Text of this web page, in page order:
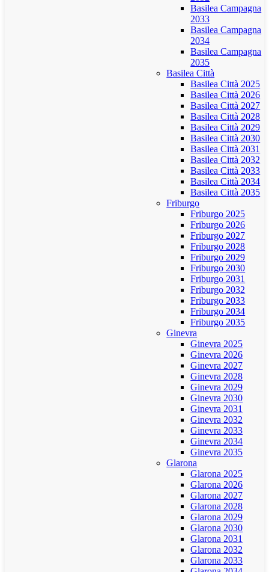
Basilea Campagna
2033
Basilea Campagna
2034
Basilea Campagna
2035
Basilea Città
Basilea Città 2025
Basilea Città 2026
Basilea Città 2027
Basilea Città 2028
Basilea Città 2029
Basilea Città 2030
Basilea Città 2031
Basilea Città 2032
Basilea Città 2033
Basilea Città 2034
Basilea Città 2035
Friburgo
Friburgo 2025
Friburgo 2026
Friburgo 2027
Friburgo 2028
Friburgo 2029
Friburgo 2030
Friburgo 2031
Friburgo 2032
Friburgo 2033
Friburgo 2034
Friburgo 2035
Ginevra
Ginevra 2025
Ginevra 2026
Ginevra 2027
Ginevra 2028
Ginevra 2029
Ginevra 2030
Ginevra 2031
Ginevra 2032
Ginevra 2033
Ginevra 2034
Ginevra 2035
Glarona
Glarona 2025
Glarona 2026
Glarona 2027
Glarona 2028
Glarona 2029
Glarona 2030
Glarona 2031
Glarona 2032
Glarona 2033